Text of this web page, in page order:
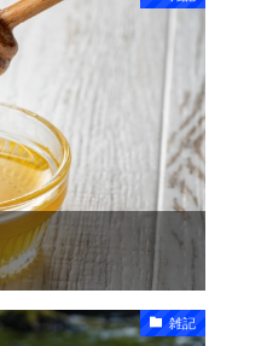
雑記